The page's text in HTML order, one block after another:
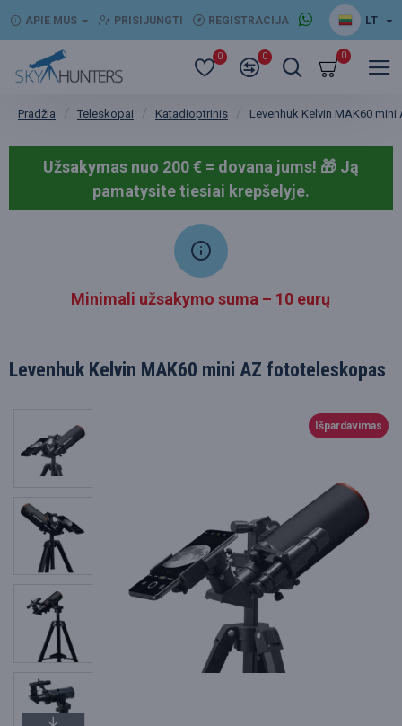
APIE MUS PRISIJUNGTI REGISTRACIJA LT
0 0 0
Pradžia Teleskopai Katadioptrinis Levenhuk Kelvin MAK60
Užsakymas nuo 200 € = dovana jums! 🎁 Ją
pamatysite tiesiai krepšelyje.
Minimali užsakymo suma – 10 eurų
Levenhuk Kelvin MAK60 mini AZ fototeleskopas
Išpardavimas